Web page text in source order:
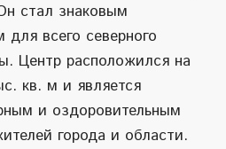
стал знаковым
всего северного
Центр расположился на
кв. м и является
и оздоровительным
города и области.